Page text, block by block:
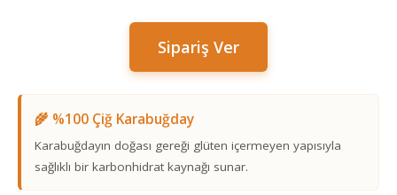
Sipariş Ver
🌾 %100 Çiğ Karabuğday
Karabuğdayın doğası gereği glüten içermeyen yapısıyla
sağlıklı bir karbonhidrat kaynağı sunar.